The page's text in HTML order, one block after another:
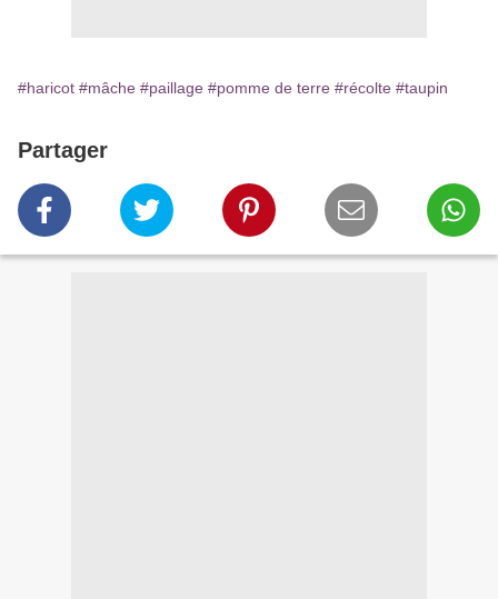
#haricot #mâche #paillage #pomme de terre #récolte #taupin
Partager